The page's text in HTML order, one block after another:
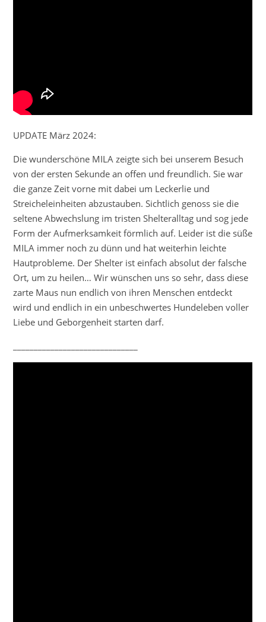
UPDATE März 2024:
Die wunderschöne MILA zeigte sich bei unserem Besuch
von der ersten Sekunde an offen und freundlich. Sie war
die ganze Zeit vorne mit dabei um Leckerlie und
Streicheleinheiten abzustauben. Sichtlich genoss sie die
seltene Abwechslung im tristen Shelteralltag und sog jede
Form der Aufmerksamkeit förmlich auf. Leider ist die süße
MILA immer noch zu dünn und hat weiterhin leichte
Hautprobleme. Der Shelter ist einfach absolut der falsche
Ort, um zu heilen… Wir wünschen uns so sehr, dass diese
zarte Maus nun endlich von ihren Menschen entdeckt
wird und endlich in ein unbeschwertes Hundeleben voller
Liebe und Geborgenheit starten darf.